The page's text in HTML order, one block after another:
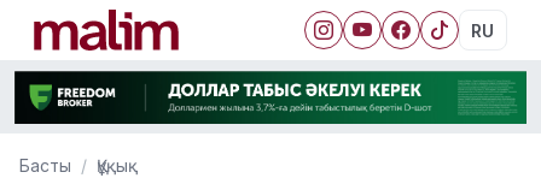
RU
Басты Құқық